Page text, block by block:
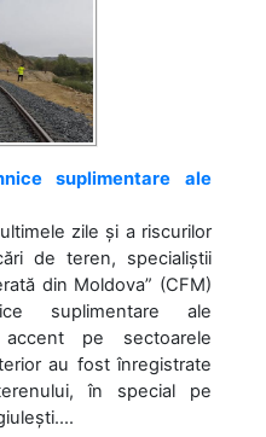
suplimentare ale
zile și a riscurilor
de teren, specialiștii
din Moldova” (CFM)
suplimentare ale
pe sectoarele
au fost înregistrate
în special pe